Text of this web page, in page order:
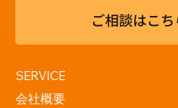
SERVICE
会社概要
ご相談はこ